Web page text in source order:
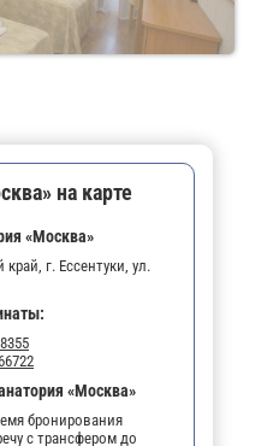
на карте
«Москва»
г. Ессентуки, ул.
«Москва»
бронирования
с трансфером до